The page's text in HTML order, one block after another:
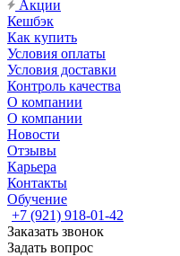
Акции
Кешбэк
Как купить
Условия оплаты
Условия доставки
Контроль качества
О компании
О компании
Новости
Отзывы
Карьера
Контакты
Обучение
+7 (921) 918-01-42
Заказать звонок
Задать вопрос